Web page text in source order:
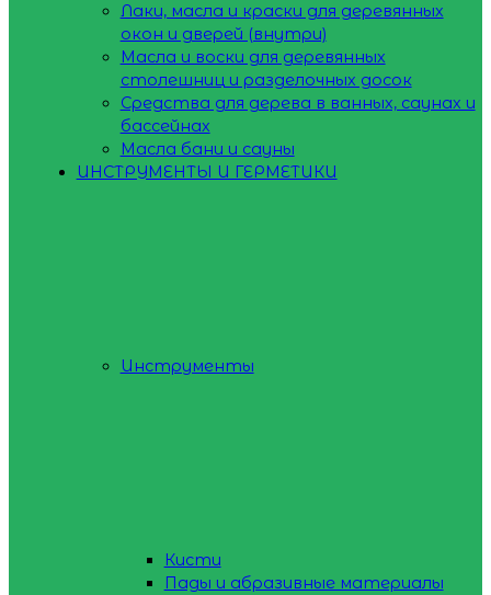
Лаки, масла и краски для деревянных
окон и дверей (внутри)
Масла и воски для деревянных
столешниц и разделочных досок
Средства для дерева в ванных, саунах и
бассейнах
Масла бани и сауны
ИНСТРУМЕНТЫ И ГЕРМЕТИКИ
Инструменты
Кисти
Пады и абразивные материалы